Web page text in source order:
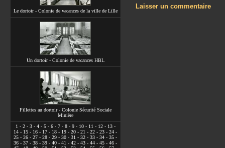
Le dortoir - Colonie de vacances de la ville de Lille
Un dortoir - Colonie de vacances HBL
Fillettes au dortoir - Colonie Sécurité Sociale
Minière
1 - 2- 3- 4- 5- 6- 7- 8- 9- 10- 11 - 12- 13-
14 - 15 - 16 - 17 - 18 - 19 - 20 - 21 - 22 - 23 - 24 -
25 - 26 - 27 - 28 - 29 - 30 - 31 - 32 - 33 - 34 - 35 -
36 - 37 - 38 - 39 - 40 - 41 - 42 - 43 - 44 - 45 - 46 -
Laisser un commentaire